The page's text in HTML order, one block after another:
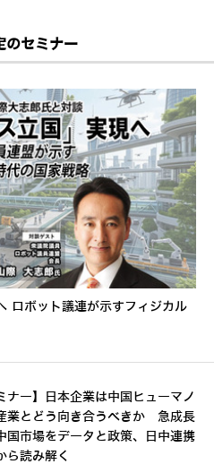
のセミナー
ロボット議連が示すフィジカル
ナー】日本企業は中国ヒューマノ
業とどう向き合うべきか 急成長
国市場をデータと政策、日中連携
ら読み解く